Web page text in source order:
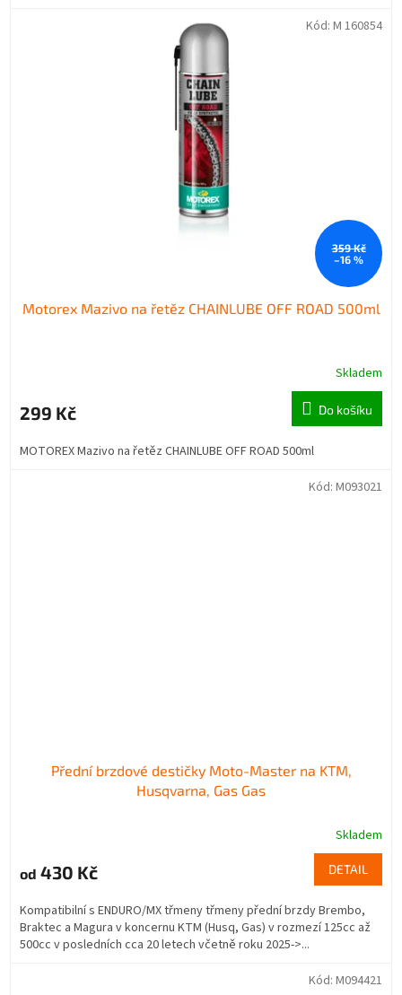
359 Kč
–16 %
Motorex Mazivo na řetěz CHAINLUBE OFF ROAD 500ml
Skladem
299 Kč Do košíku
MOTOREX Mazivo na řetěz CHAINLUBE OFF ROAD 500ml
Kód: M 160854
Přední brzdové destičky Moto-Master na KTM,
Husqvarna, Gas Gas
Skladem
od 430 Kč DETAIL
Kompatibilní s ENDURO/MX třmeny třmeny přední brzdy Brembo,
Braktec a Magura v koncernu KTM (Husq, Gas) v rozmezí 125cc až
500cc v posledních cca 20 letech včetně roku 2025->...
Kód: M093021
Kód: M094421